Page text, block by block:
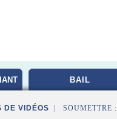
BAIL
DE VIDÉOS | SOUMETTRE :